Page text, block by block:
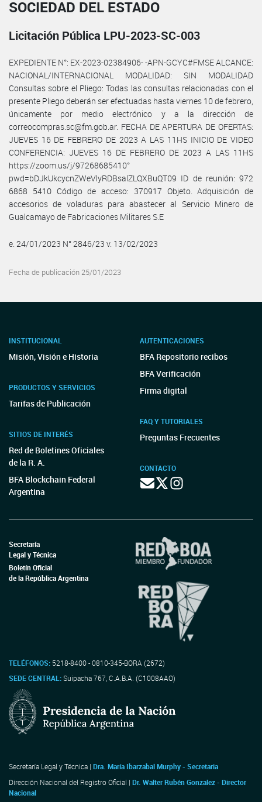
SOCIEDAD DEL ESTADO
Licitación Pública LPU-2023-SC-003
EXPEDIENTE N°: EX-2023-02384906- -APN-GCYC#FMSE ALCANCE:
NACIONAL/INTERNACIONAL MODALIDAD: SIN MODALIDAD
Consultas sobre el Pliego: Todas las consultas relacionadas con el
presente Pliego deberán ser efectuadas hasta viernes 10 de febrero,
únicamente por medio electrónico y a la dirección de
correocompras.sc@fm.gob.ar. FECHA DE APERTURA DE OFERTAS:
JUEVES 16 DE FEBRERO DE 2023 A LAS 11HS INICIO DE VIDEO
CONFERENCIA: JUEVES 16 DE FEBRERO DE 2023 A LAS 11HS
https://zoom.us/j/97268685410°
pwd=bDJkUkcycnZWeVlyRDBsalZLQXBuQT09 ID de reunión: 972
6868 5410 Código de acceso: 370917 Objeto. Adquisición de
accesorios de voladuras para abastecer al Servicio Minero de
Gualcamayo de Fabricaciones Militares S.E
e. 24/01/2023 N° 2846/23 v. 13/02/2023
Fecha de publicación 25/01/2023
INSTITUCIONAL
Misión, Visión e Historia
PRODUCTOS Y SERVICIOS
Tarifas de Publicación
SITIOS DE INTERÉS
Red de Boletines Oficiales
de la R. A.
BFA Blockchain Federal
Argentina
AUTENTICACIONES
BFA Repositorio recibos
BFA Verificación
Firma digital
FAQ Y TUTORIALES
Preguntas Frecuentes
CONTACTO
Secretaría
Legal y Técnica
Boletín Oficial
de la República Argentina
TELÉFONOS: 5218-8400 - 0810-345-BORA (2672)
SEDE CENTRAL:Suipacha 767, C.A.B.A. (C1008AAO)
Secretaría Legal y Técnica | Dra. María Ibarzabal Murphy - Secretaria
Dirección Nacional del Registro Oficial | Dr. Walter Rubén Gonzalez - Director
Nacional